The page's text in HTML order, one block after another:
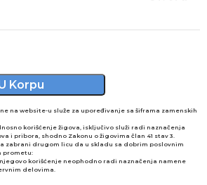
Korpu
na website-u služe za upoređivanje sa šiframa zamenskih
korišćenje žigova, isključivo služi radi naznačenja
i pribora, shodno Zakonu o žigovima član 41 stav 3.
zabrani drugom licu da u skladu sa dobrim poslovnim
prometu:
korišćenje neophodno radi naznačenja namene
delovima.